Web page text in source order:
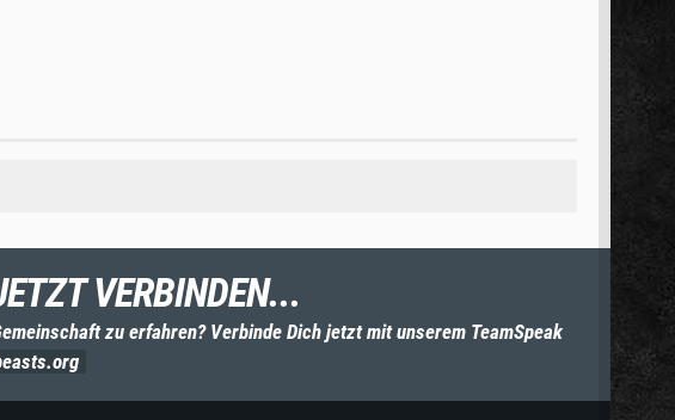
VERBINDEN...
zu erfahren? Verbinde Dich jetzt mit unserem TeamSpeak